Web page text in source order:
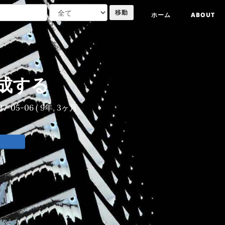
ホーム ABOUT
する
05-06 ( 9年, 3ヶ月